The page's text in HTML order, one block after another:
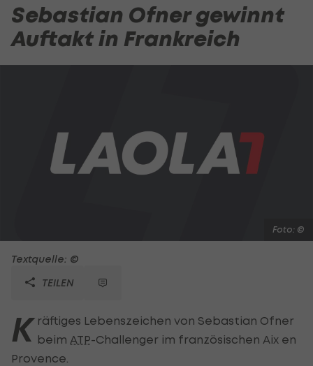
Sebastian Ofner gewinnt
Auftakt in Frankreich
Foto: ©
Textquelle: ©
TEILEN
K räftiges Lebenszeichen von Sebastian Ofner
beim ATP-Challenger im französischen Aix en
Provence.